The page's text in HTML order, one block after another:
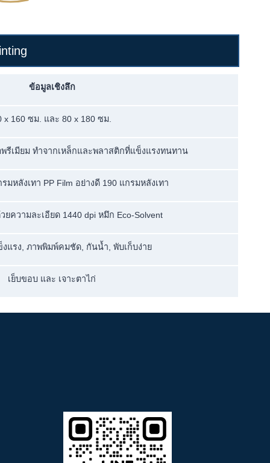
ข้อมูลเชิงลึก
x 160 ซม. และ 80 x 180 ซม.
พรีเมียม ทำจากเหล็กและพลาสติกที่แข็งแรงทนทาน
มหลังเทา PP Film อย่างดี 190 แกรมหลังเทา
ยความละเอียด 1440 dpi หมึก Eco-Solvent
งแรง, ภาพพิมพ์คมชัด, กันน้ำ, พับเก็บง่าย
เย็บขอบ และ เจาะตาไก่